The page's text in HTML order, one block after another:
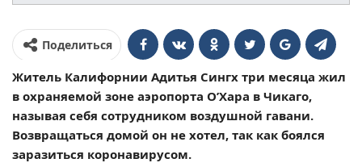
Поделиться
Житель Калифорнии Адитья Сингх три месяца жил
в охраняемой зоне аэропорта О’Хара в Чикаго,
называя себя сотрудником воздушной гавани.
Возвращаться домой он не хотел, так как боялся
заразиться коронавирусом.